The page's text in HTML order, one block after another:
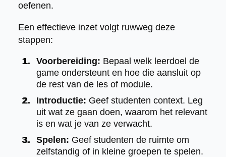
oefenen.
Een effectieve inzet volgt ruwweg deze
stappen:
Voorbereiding: Bepaal welk leerdoel de
game ondersteunt en hoe die aansluit op
de rest van de les of module.
Introductie: Geef studenten context. Leg
uit wat ze gaan doen, waarom het relevant
is en wat je van ze verwacht.
Spelen: Geef studenten de ruimte om
zelfstandig of in kleine groepen te spelen.